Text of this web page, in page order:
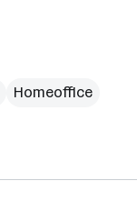
Homeoffice